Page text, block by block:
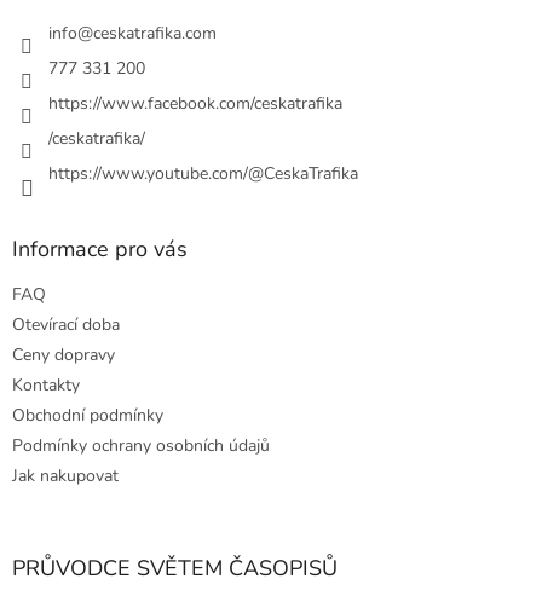
info@ceskatrafika.com
777 331 200
https://www.facebook.com/ceskatrafika
/ceskatrafika/
https://www.youtube.com/@CeskaTrafika
Informace pro vás
FAQ
Otevírací doba
Ceny dopravy
Kontakty
Obchodní podmínky
Podmínky ochrany osobních údajů
Jak nakupovat
PRŮVODCE SVĚTEM ČASOPISŮ